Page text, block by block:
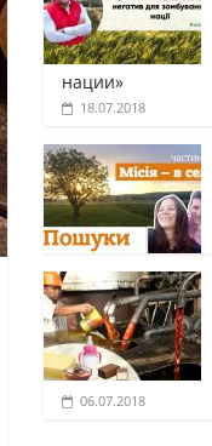
нации»
18.07.2018
06.07.2018